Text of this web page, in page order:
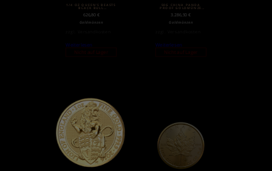
1/4 OZ QUEEN’S BEASTS
BLACK BULL
626,80 €
Goldmünzen
Weiterlesen
Nicht auf Lager
50G CHINA PANDA
PROOF GOLDMÜNZE
3.286,50€
Goldmünzen
Weiterlesen
Nicht auf Lager